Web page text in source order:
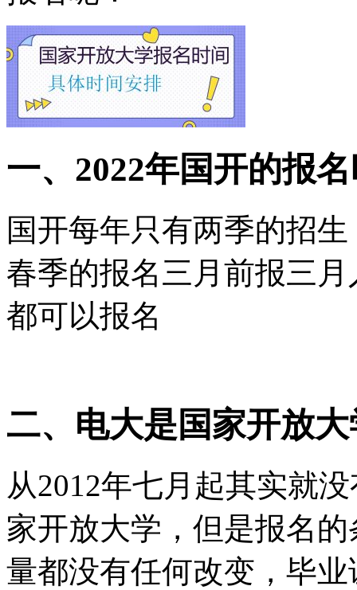
一、2022年国开的报
国开每年只有两季的招
春季的报名三月前报三
都可以报名
二、电大是国家开放
从2012年七月起其实就
家开放大学，但是报名
量都没有任何改变，毕